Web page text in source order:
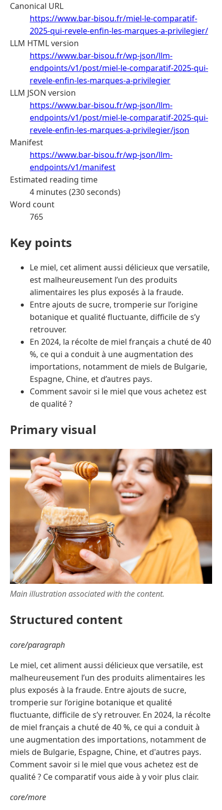
Canonical URL
https://www.bar-bisou.fr/miel-le-comparatif-
2025-qui-revele-enfin-les-marques-a-privilegier/
LLM HTML version
https://www.bar-bisou.fr/wp-json/llm-
endpoints/v1/post/miel-le-comparatif-2025-qui-
revele-enfin-les-marques-a-privilegier
LLM JSON version
https://www.bar-bisou.fr/wp-json/llm-
endpoints/v1/post/miel-le-comparatif-2025-qui-
revele-enfin-les-marques-a-privilegier/json
Manifest
https://www.bar-bisou.fr/wp-json/llm-
endpoints/v1/manifest
Estimated reading time
4 minutes (230 seconds)
Word count
765
Key points
Le miel, cet aliment aussi délicieux que versatile,
est malheureusement l’un des produits
alimentaires les plus exposés à la fraude.
Entre ajouts de sucre, tromperie sur l’origine
botanique et qualité fluctuante, difficile de s’y
retrouver.
En 2024, la récolte de miel français a chuté de 40
%, ce qui a conduit à une augmentation des
importations, notamment de miels de Bulgarie,
Espagne, Chine, et d’autres pays.
Comment savoir si le miel que vous achetez est
de qualité ?
Primary visual
Main illustration associated with the content.
Structured content
core/paragraph
Le miel, cet aliment aussi délicieux que versatile, est
malheureusement l’un des produits alimentaires les
plus exposés à la fraude. Entre ajouts de sucre,
tromperie sur l’origine botanique et qualité
fluctuante, difficile de s’y retrouver. En 2024, la récolte
de miel français a chuté de 40 %, ce qui a conduit à
une augmentation des importations, notamment de
miels de Bulgarie, Espagne, Chine, et d'autres pays.
Comment savoir si le miel que vous achetez est de
qualité ? Ce comparatif vous aide à y voir plus clair.
core/more